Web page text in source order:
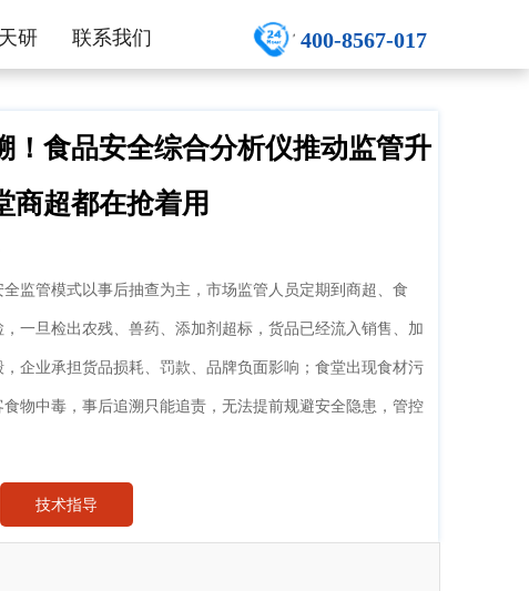
研 联系我们 400-8567-017
！食品安全综合分析仪推动监管升
商超都在抢着用
监管模式以事后抽查为主，市场监管人员定期到商超、食
一旦检出农残、兽药、添加剂超标，货品已经流入销售、加
企业承担货品损耗、罚款、品牌负面影响；食堂出现食材污
物中毒，事后追溯只能追责，无法提前规避安全隐患，管控
技术指导